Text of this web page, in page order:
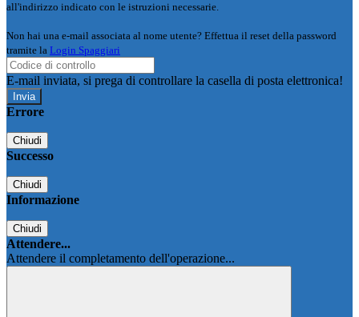
all'indirizzo indicato con le istruzioni necessarie.
Non hai una e-mail associata al nome utente? Effettua il reset della password
tramite la Login Spaggiari
E-mail inviata, si prega di controllare la casella di posta elettronica!
Errore
Chiudi
Successo
Chiudi
Informazione
Chiudi
Attendere...
Attendere il completamento dell'operazione...